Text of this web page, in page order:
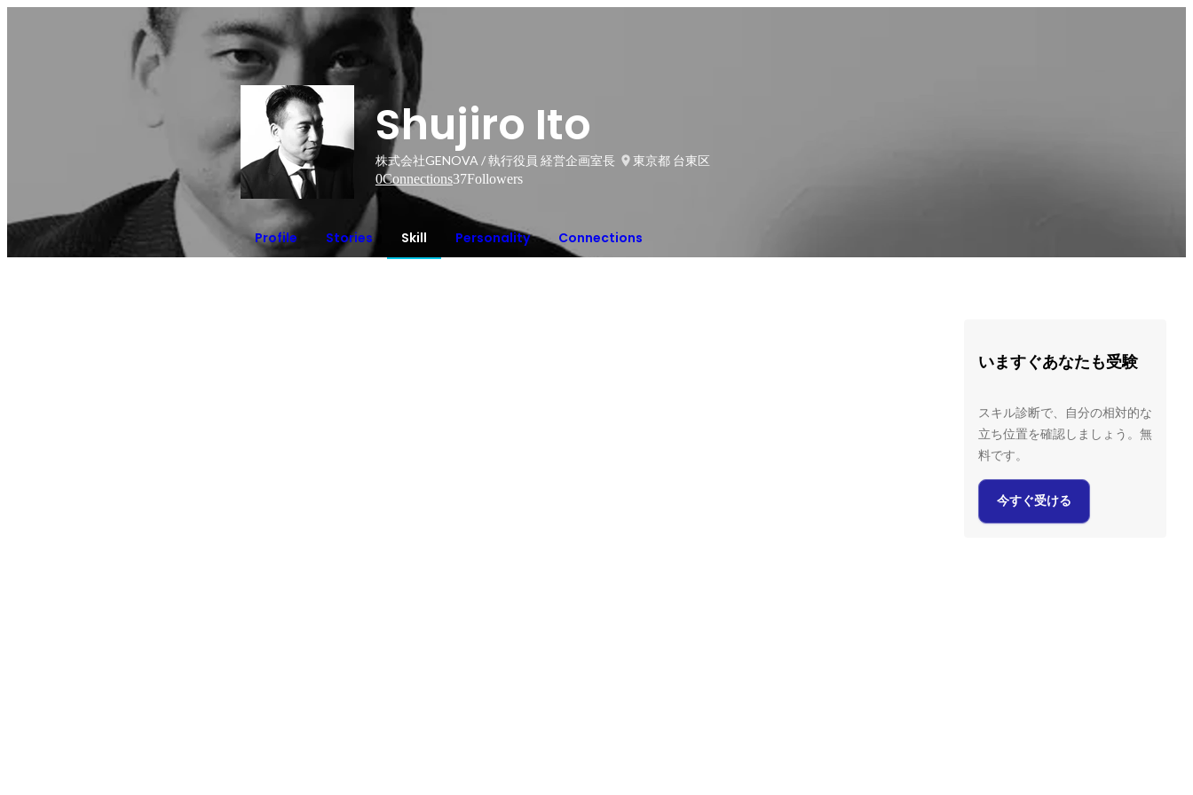
Shujiro Ito
株式会社GENOVA / 執行役員 経営企画室長
東京都 台東区
0Connections37Followers
Profile Stories Skill Personality Connections
いますぐあなたも受験
スキル診断で、自分の相対的な
立ち位置を確認しましょう。無
料です。
今すぐ受ける